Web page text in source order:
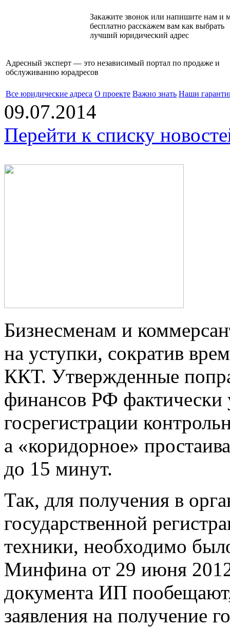
Закажите звонок или напишите нам и
бесплатно расскажем вам как выбрать
лучший юридический адрес
Адресный эксперт — это независимый портал по продаже и
обслуживанию юрадресов
Все юридические адреса О проекте Важно знать Наши
09.07.2014
Перейти к списку
Бизнесменам и
на уступки, сократив
ККТ. Утвержденные
финансов РФ
госрегистрации
а «коридорное»
до 15 минут.
Так, для получения в
государственной
техники, необходимо
Минфина от 29 июня
документа ИП
заявления на получение